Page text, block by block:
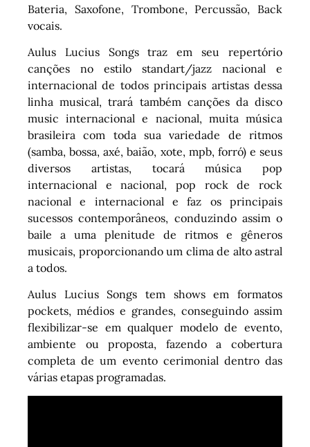
Bateria, Saxofone, Trombone, Percussão, Back
vocais.
Aulus Lucius Songs traz em seu repertório
canções no estilo standart/jazz nacional e
internacional de todos principais artistas dessa
linha musical, trará também canções da disco
music internacional e nacional, muita música
brasileira com toda sua variedade de ritmos
(samba, bossa, axé, baião, xote, mpb, forró) e seus
diversos artistas, tocará música pop
internacional e nacional, pop rock de rock
nacional e internacional e faz os principais
sucessos contemporâneos, conduzindo assim o
baile a uma plenitude de ritmos e gêneros
musicais, proporcionando um clima de alto astral
a todos.
Aulus Lucius Songs tem shows em formatos
pockets, médios e grandes, conseguindo assim
flexibilizar-se em qualquer modelo de evento,
ambiente ou proposta, fazendo a cobertura
completa de um evento cerimonial dentro das
várias etapas programadas.